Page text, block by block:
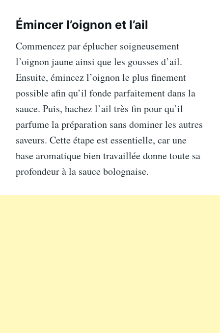
Émincer l’oignon et l’ail
Commencez par éplucher soigneusement
l’oignon jaune ainsi que les gousses d’ail.
Ensuite, émincez l’oignon le plus finement
possible afin qu’il fonde parfaitement dans la
sauce. Puis, hachez l’ail très fin pour qu’il
parfume la préparation sans dominer les autres
saveurs. Cette étape est essentielle, car une
base aromatique bien travaillée donne toute sa
profondeur à la sauce bolognaise.